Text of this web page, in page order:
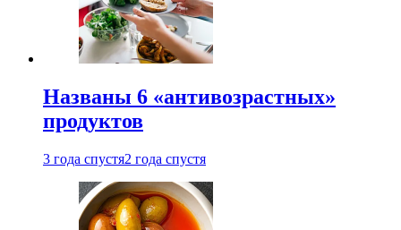
Названы 6 «антивозрастных»
продуктов
3 года спустя2 года спустя